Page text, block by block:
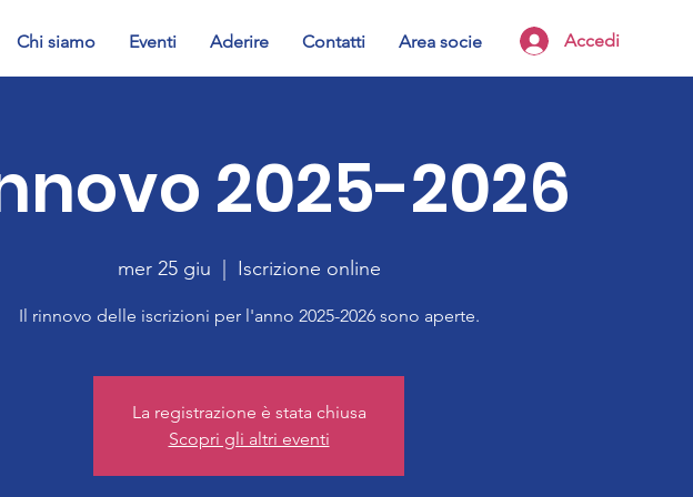
Chi siamo Eventi Aderire Contatti Area socie Accedi
2025-2026
mer 25 giu Iscrizione online
Il rinnovo delle iscrizioni per l'anno 2025-2026 sono aperte.
La registrazione è stata chiusa
Scopri gli altri eventi